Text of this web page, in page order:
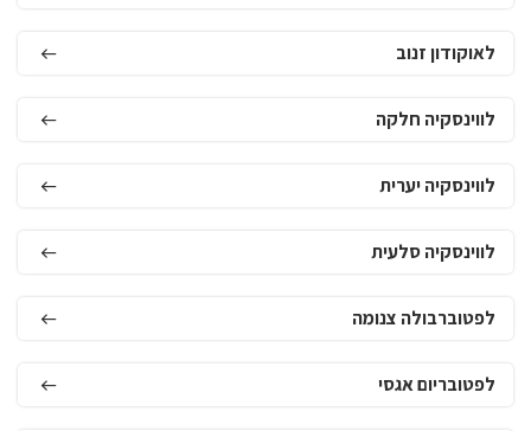
לאוקודון זנוב
לווינסקיה חלקה
לווינסקיה יערית
לווינסקיה סלעית
לפטוברבולה צנומה
לפטובריום אגסי